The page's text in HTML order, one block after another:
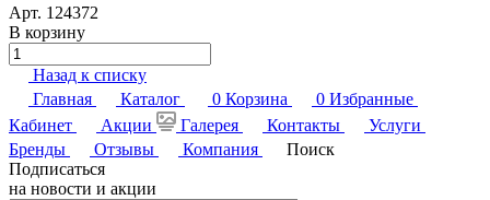
Арт. 124372
В корзину
Назад к списку
Главная
Каталог 0 Корзина 0 Избранные
Кабинет
Акции Галерея Контакты
Услуги
Бренды
Отзывы Компания
Поиск
Подписаться
на новости и акции